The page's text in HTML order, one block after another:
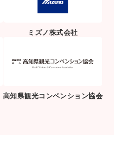
ミズノ株式会社
高知県観光コンベンション協会